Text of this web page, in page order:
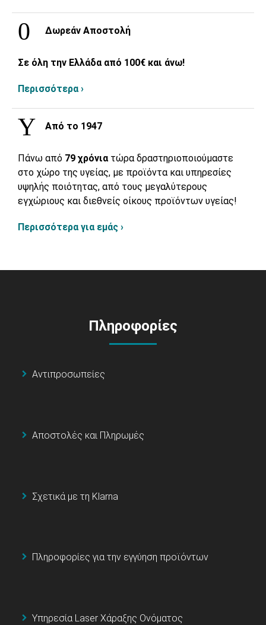
Δωρεάν Αποστολή
Σε όλη την Ελλάδα από 100€ και άνω!
Περισσότερα ›
Από το 1947
Πάνω από 79 χρόνια τώρα δραστηριοποιούμαστε
στο χώρο της υγείας, με προϊόντα και υπηρεσίες
υψηλής ποιότητας, από τους μεγαλύτερους
εγχώριους και διεθνείς οίκους προϊόντων υγείας!
Περισσότερα για εμάς ›
Πληροφορίες
Αντιπροσωπείες
Αποστολές και Πληρωμές
Σχετικά με τη Klarna
Πληροφορίες για την εγγύηση προϊόντων
Υπηρεσία Laser Χάραξης Ονόματος